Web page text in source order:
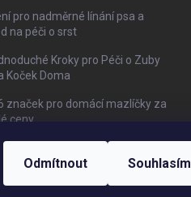
Odmítnout Souhlasím
pro nadměrné línání psa a
na péči o srst
Kroky pro Péči o Zuby
Koček Doma
značek pro domácí mazlíčky za
ceny